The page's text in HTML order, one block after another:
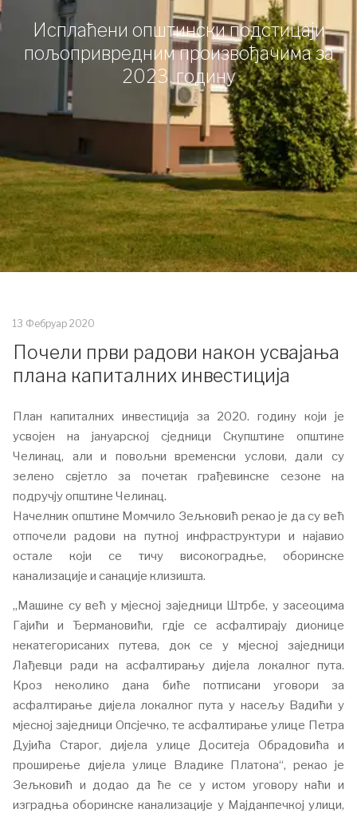
Исплаћени општински подстицаји
пољопривредним произвођачима за
2023. годину
13 Фебруар 2020
Почели први радови након усвајања
плана капиталних инвестиција
План капиталних инвестиција за 2020. годину који је
усвојен на јануарској сједници Скупштине општине
Челинац, али и повољни временски услови, дали су
зелено свјетло за почетак грађевинске сезоне на
подручју општине Челинац.
Начелник општине Момчило Зељковић рекао је да су већ
отпочели радови на путној инфраструктури и најавио
остале који се тичу високоградње, оборинске
канализације и санације клизишта.
„Машине су већ у мјесној заједници Штрбе, у засеоцима
Гајићи и Ђермановићи, гдје се асфалтирају дионице
некатегорисаних путева, док се у мјесној заједници
Лађевци ради на асфалтирању дијела локалног пута.
Кроз неколико дана биће потписани уговори за
асфалтирање дијела локалног пута у насељу Вадићи у
мјесној заједници Опсјечко, те асфалтирање улице Петра
Дујића Старог, дијела улице Доситеја Обрадовића и
проширење дијела улице Владике Платона“, рекао је
Зељковић и додао да ће се у истом уговору наћи и
изградња оборинске канализације у Мајданпечкој улици,